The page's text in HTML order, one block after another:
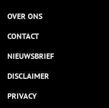
OVER ONS
CONTACT
NIEUWSBRIEF
DISCLAIMER
PRIVACY